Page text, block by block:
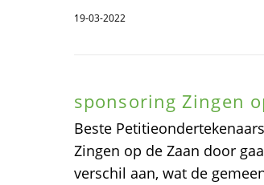
19-03-2022
sponsoring Zingen
Beste
Zingen op de Zaan door
verschil aan, wat de